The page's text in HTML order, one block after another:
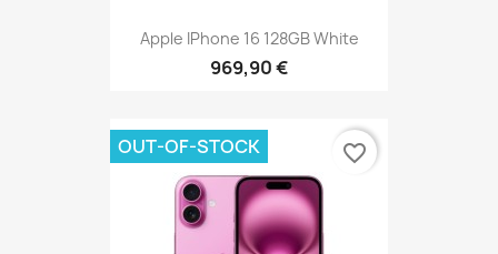
Apple IPhone 16 128GB White
969,90 €
OUT-OF-STOCK favorite_border